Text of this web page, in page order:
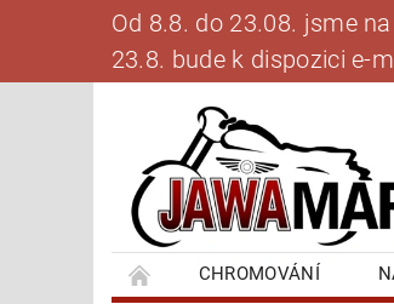
Od 8.8. do 23.08. jsme
23.8. bude k dispozici e-
CHROMOVÁNÍ